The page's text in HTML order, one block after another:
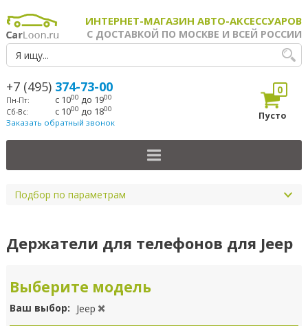
ИНТЕРНЕТ-МАГАЗИН АВТО-АКСЕССУАРОВ
С ДОСТАВКОЙ ПО МОСКВЕ И ВСЕЙ РОССИИ
+7 (495) 374-73-00
Пн-Пт: с 1000 до 1900
Сб-Вс: с 1000 до 1800
Заказать обратный звонок
0
Пусто
Подбор по параметрам
Держатели для телефонов для Jeep
Выберите модель
Ваш выбор: Jeep